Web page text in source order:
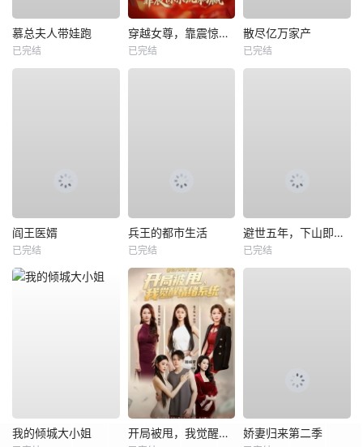
慕总夫人带娃跑
已完结
穿越女尊，靠震惊系统躺赢
已完结
散尽亿万家产
已完结
阎王医婿
已完结
兵王的都市生活
已完结
避世五年，下山即无敌
已完结
我的倾城大小姐 开局被甩，我觉醒情绪系统 娇妻归来第二季